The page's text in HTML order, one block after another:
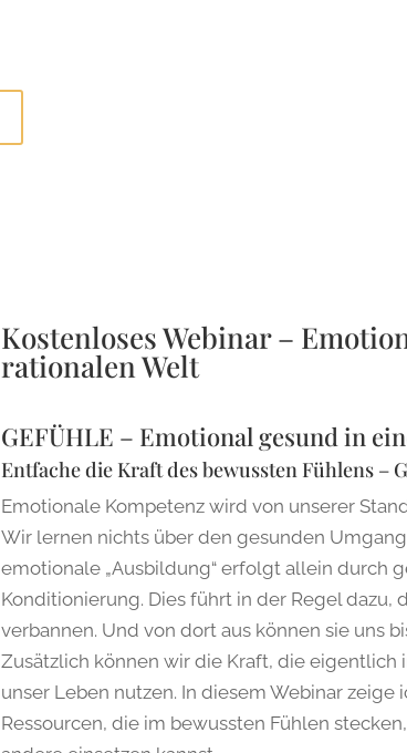
Kostenloses Webinar –
rationalen Welt
GEFÜHLE – Emotional gesund in
Entfache die Kraft des bewussten Fühlens –
Emotionale Kompetenz wird von unserer
Wir lernen nichts über den gesunden
emotionale „Ausbildung“ erfolgt allein durch
Konditionierung. Dies führt in der Regel dazu,
verbannen. Und von dort aus können sie uns
Zusätzlich können wir die Kraft, die eigentlich
unser Leben nutzen. In diesem Webinar zeige
Ressourcen, die im bewussten Fühlen